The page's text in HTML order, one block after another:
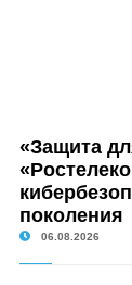
«Защита
поколения
06.08.2026